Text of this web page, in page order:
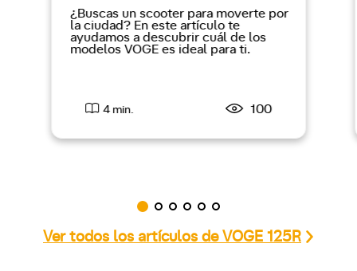
¿Buscas un scooter para moverte por
la ciudad? En este artículo te
ayudamos a descubrir cuál de los
modelos VOGE es ideal para ti.
4 min. 100
Ver todos los artículos de VOGE 125R